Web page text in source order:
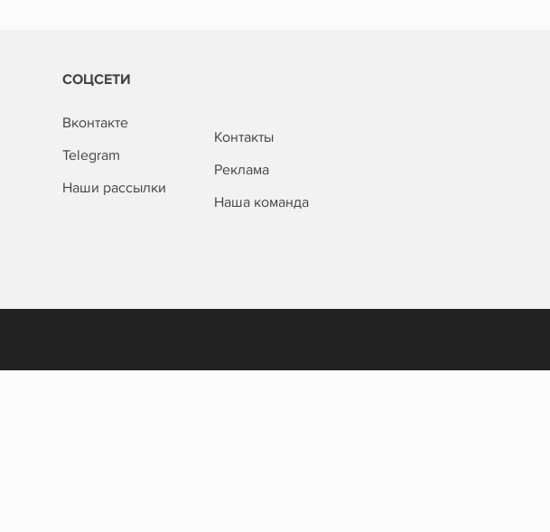
СОЦСЕТИ
Вконтакте
Telegram
Наши рассылки
Контакты
Реклама
Наша команда